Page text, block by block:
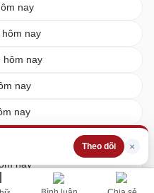
Theo dõi ×
nay
nay
hôm nay
nay
nay
nay